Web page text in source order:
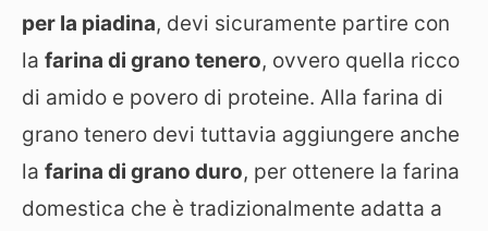
per la piadina, devi sicuramente partire con
la farina di grano tenero, ovvero quella ricco
di amido e povero di proteine. Alla farina di
grano tenero devi tuttavia aggiungere anche
la farina di grano duro, per ottenere la farina
domestica che è tradizionalmente adatta a